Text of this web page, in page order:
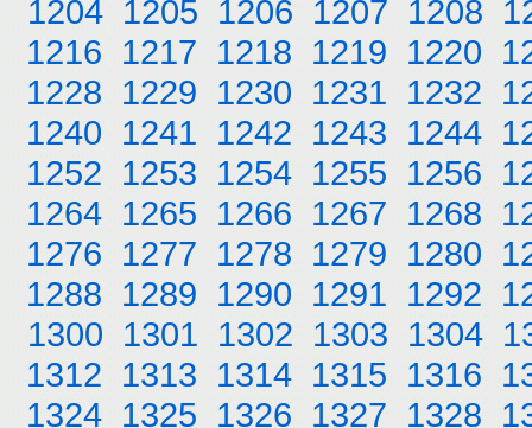
1204 1205 1206 1207 1208
1216 1217 1218 1219 1220
1228 1229 1230 1231 1232
1240 1241 1242 1243 1244
1252 1253 1254 1255 1256
1264 1265 1266 1267 1268
1276 1277 1278 1279 1280
1288 1289 1290 1291 1292
1300 1301 1302 1303 1304
1312 1313 1314 1315 1316
1324 1325 1326 1327 1328